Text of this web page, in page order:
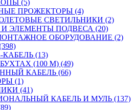
(5)
ПРОЖЕКТОРЫ (4)
СВЕТИЛЬНИКИ (2)
ЭЛЕМЕНТЫ ПОДВЕСА (20)
ОБОРУДОВАНИЕ (2)
(13)
(100 М) (49)
КАБЕЛЬ (66)
(1)
(41)
КАБЕЛЬ И МУЛЬ (137)